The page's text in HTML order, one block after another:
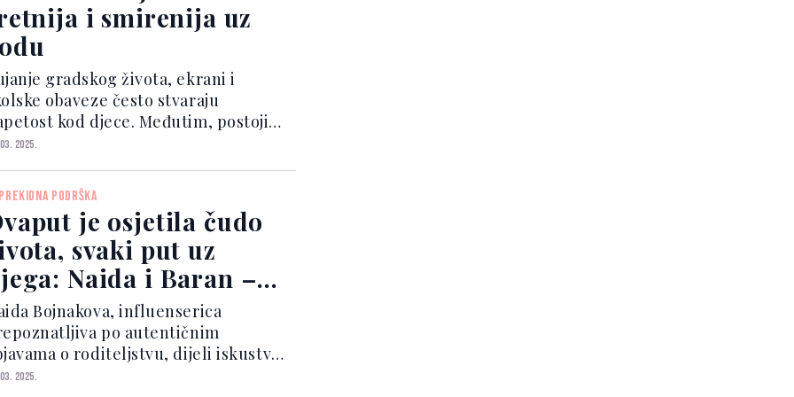
i smirenija uz
gradskog života, ekrani i
obaveze često stvaraju
kod djece. Međutim, postoji
način da se njihov um
rijeke, more ili čak fontane
poput prirodnog antistresa, a
sada potvrđuje i zašto.
2025.
PODRŠKA
je osjetila čudo
svaki put uz
Naida i Baran –
koja ne posustaje
Bojnakova, influenserica
po autentičnim
o roditeljstvu, dijeli iskustvo
kao perioda punog izazova,
2025.